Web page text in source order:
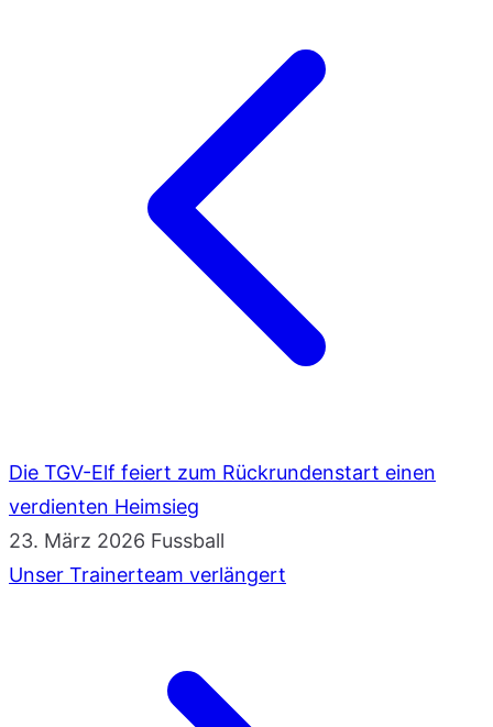
Die TGV-Elf feiert zum Rückrundenstart einen
verdienten Heimsieg
23. März 2026 Fussball
Unser Trainerteam verlängert